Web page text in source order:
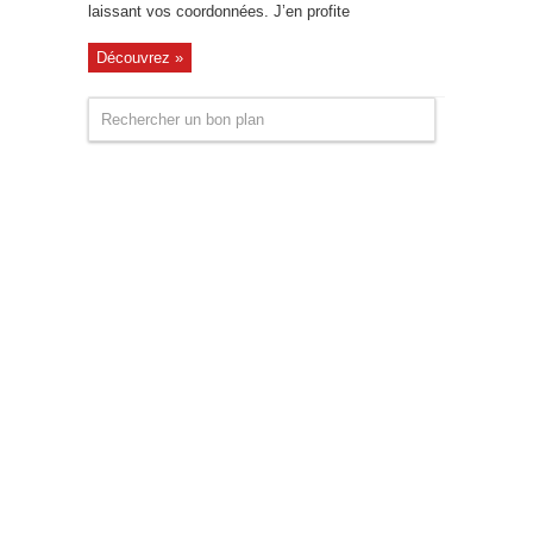
laissant vos coordonnées. J’en profite
Découvrez »